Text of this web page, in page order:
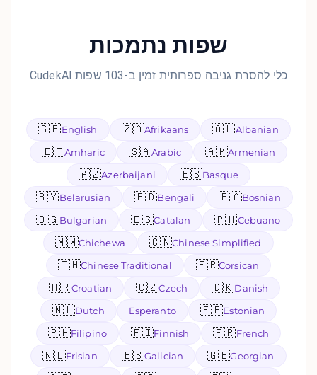
שפות נתמכות
CudekAI כלי להסרת גניבה ספרותית זמין ב-103 שפות
🇬🇧English 🇿🇦Afrikaans 🇦🇱Albanian
🇪🇹Amharic 🇸🇦Arabic 🇦🇲Armenian
🇦🇿Azerbaijani 🇪🇸Basque
🇧🇾Belarusian 🇧🇩Bengali 🇧🇦Bosnian
🇧🇬Bulgarian 🇪🇸Catalan 🇵🇭Cebuano
🇲🇼Chichewa 🇨🇳Chinese Simplified
🇹🇼Chinese Traditional 🇫🇷Corsican
🇭🇷Croatian 🇨🇿Czech 🇩🇰Danish
🇳🇱Dutch Esperanto 🇪🇪Estonian
🇵🇭Filipino 🇫🇮Finnish 🇫🇷French
🇳🇱Frisian 🇪🇸Galician 🇬🇪Georgian